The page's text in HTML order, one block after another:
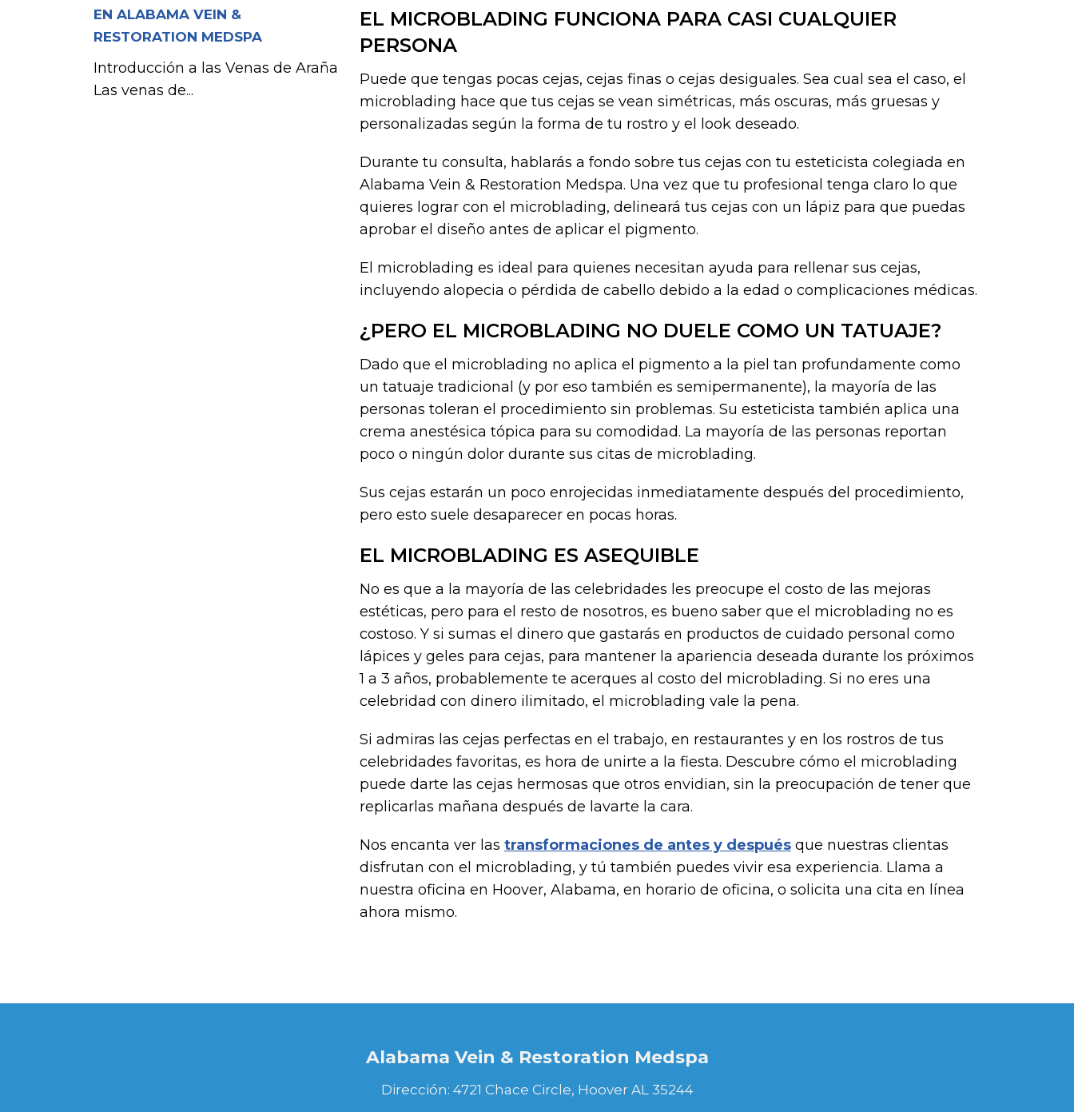
EN ALABAMA VEIN &
RESTORATION MEDSPA
Introducción a las Venas de Araña
Las venas de...
EL MICROBLADING FUNCIONA PARA CASI CUALQUIER
PERSONA
Puede que tengas pocas cejas, cejas finas o cejas desiguales. Sea cual sea el caso, el
microblading hace que tus cejas se vean simétricas, más oscuras, más gruesas y
personalizadas según la forma de tu rostro y el look deseado.
Durante tu consulta, hablarás a fondo sobre tus cejas con tu esteticista colegiada en
Alabama Vein & Restoration Medspa. Una vez que tu profesional tenga claro lo que
quieres lograr con el microblading, delineará tus cejas con un lápiz para que puedas
aprobar el diseño antes de aplicar el pigmento.
El microblading es ideal para quienes necesitan ayuda para rellenar sus cejas,
incluyendo alopecia o pérdida de cabello debido a la edad o complicaciones médicas.
¿PERO EL MICROBLADING NO DUELE COMO UN TATUAJE?
Dado que el microblading no aplica el pigmento a la piel tan profundamente como
un tatuaje tradicional (y por eso también es semipermanente), la mayoría de las
personas toleran el procedimiento sin problemas. Su esteticista también aplica una
crema anestésica tópica para su comodidad. La mayoría de las personas reportan
poco o ningún dolor durante sus citas de microblading.
Sus cejas estarán un poco enrojecidas inmediatamente después del procedimiento,
pero esto suele desaparecer en pocas horas.
EL MICROBLADING ES ASEQUIBLE
No es que a la mayoría de las celebridades les preocupe el costo de las mejoras
estéticas, pero para el resto de nosotros, es bueno saber que el microblading no es
costoso. Y si sumas el dinero que gastarás en productos de cuidado personal como
lápices y geles para cejas, para mantener la apariencia deseada durante los próximos
1 a 3 años, probablemente te acerques al costo del microblading. Si no eres una
celebridad con dinero ilimitado, el microblading vale la pena.
Si admiras las cejas perfectas en el trabajo, en restaurantes y en los rostros de tus
celebridades favoritas, es hora de unirte a la fiesta. Descubre cómo el microblading
puede darte las cejas hermosas que otros envidian, sin la preocupación de tener que
replicarlas mañana después de lavarte la cara.
Nos encanta ver las transformaciones de antes y después que nuestras clientas
disfrutan con el microblading, y tú también puedes vivir esa experiencia. Llama a
nuestra oficina en Hoover, Alabama, en horario de oficina, o solicita una cita en línea
ahora mismo.
Alabama Vein & Restoration Medspa
Dirección: 4721 Chace Circle, Hoover AL 35244